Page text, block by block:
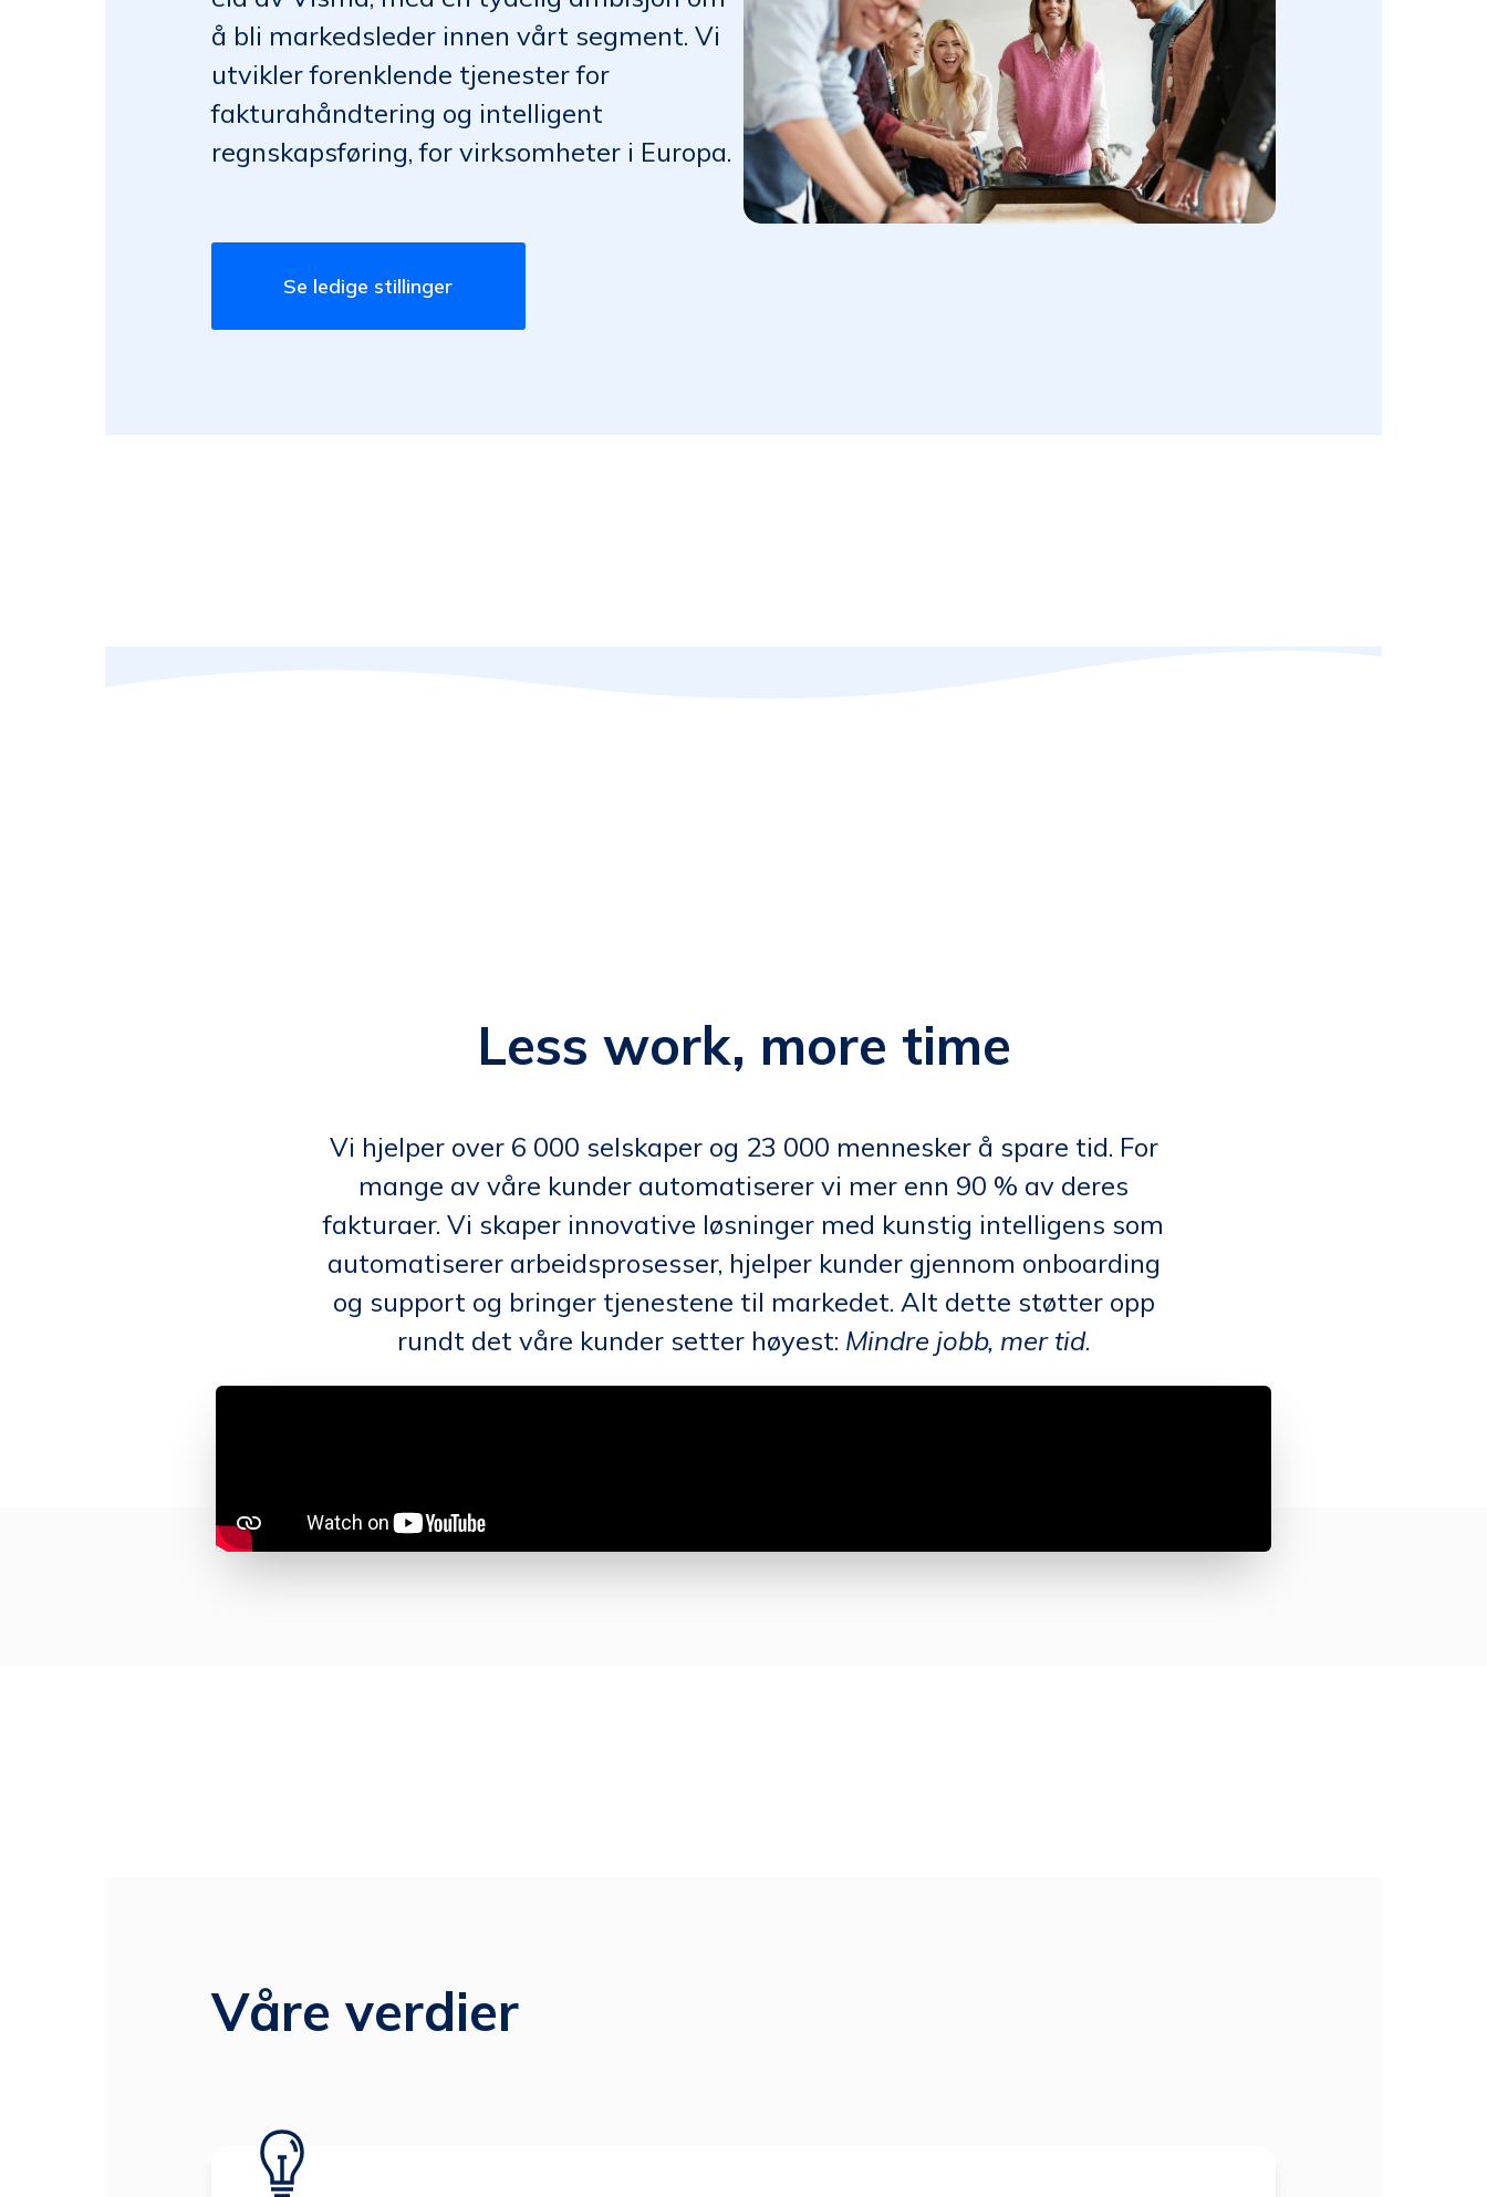
å bli markedsleder innen vårt segment. Vi
utvikler forenklende tjenester for
fakturahåndtering og intelligent
regnskapsføring, for virksomheter i Europa.
Se ledige stillinger
Less work, more time
Vi hjelper over 6 000 selskaper og 23 000 mennesker å spare tid. For
mange av våre kunder automatiserer vi mer enn 90 % av deres
fakturaer. Vi skaper innovative løsninger med kunstig intelligens som
automatiserer arbeidsprosesser, hjelper kunder gjennom onboarding
og support og bringer tjenestene til markedet. Alt dette støtter opp
rundt det våre kunder setter høyest: Mindre jobb, mer tid.
Våre verdier